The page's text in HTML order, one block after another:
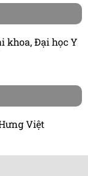
khoa, Đại học Y
Việt